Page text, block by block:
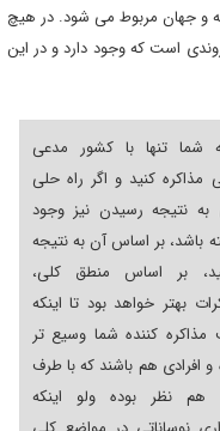
و جهان مربوط می شود. در هیچ
است که وجود دارد و در این
شما تنها با کشور مدعی
مذاکره کنید و اگر راه حلی
به نتیجه رسیدن نیز وجود
باشد، بر اساس آن به نتیجه
بر اساس منطق کلی،
بهتر خواهد بود تا اینکه
کننده شما وسیع تر
و افرادی هم باشند که با طرف
هم نظر بوده ولو اینکه